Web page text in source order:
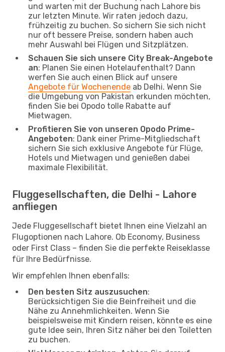
und warten mit der Buchung nach Lahore bis
zur letzten Minute. Wir raten jedoch dazu,
frühzeitig zu buchen. So sichern Sie sich nicht
nur oft bessere Preise, sondern haben auch
mehr Auswahl bei Flügen und Sitzplätzen.
Schauen Sie sich unsere City Break-Angebote
an: Planen Sie einen Hotelaufenthalt? Dann
werfen Sie auch einen Blick auf unsere
Angebote für Wochenende ab Delhi. Wenn Sie
die Umgebung von Pakistan erkunden möchten,
finden Sie bei Opodo tolle Rabatte auf
Mietwagen.
Profitieren Sie von unseren Opodo Prime-
Angeboten: Dank einer Prime-Mitgliedschaft
sichern Sie sich exklusive Angebote für Flüge,
Hotels und Mietwagen und genießen dabei
maximale Flexibilität.
Fluggesellschaften, die Delhi - Lahore
anfliegen
Jede Fluggesellschaft bietet Ihnen eine Vielzahl an
Flugoptionen nach Lahore. Ob Economy, Business
oder First Class – finden Sie die perfekte Reiseklasse
für Ihre Bedürfnisse.
Wir empfehlen Ihnen ebenfalls:
Den besten Sitz auszusuchen:
Berücksichtigen Sie die Beinfreiheit und die
Nähe zu Annehmlichkeiten. Wenn Sie
beispielsweise mit Kindern reisen, könnte es eine
gute Idee sein, Ihren Sitz näher bei den Toiletten
zu buchen.